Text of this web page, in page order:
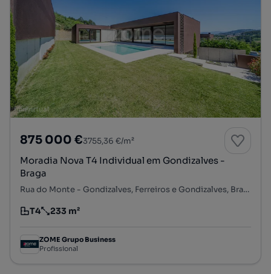
875 000 €3755,36 €/m²
Moradia Nova T4 Individual em Gondizalves -
Braga
Rua do Monte - Gondizalves, Ferreiros e Gondizalves, Braga, Braga
Tipologia
T4
Preço por metro quadrado
233 m²
ZOME Grupo Business
Profissional